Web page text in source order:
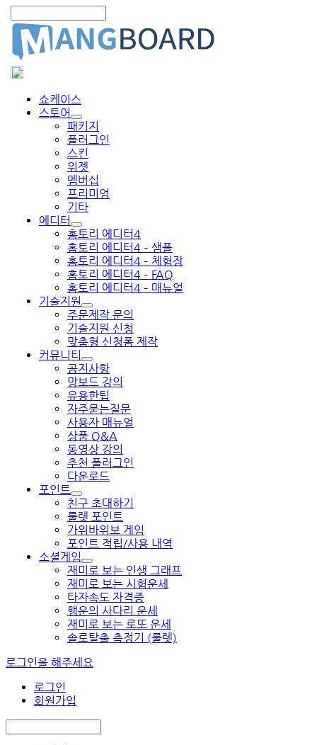
쇼케이스
스토어
패키지
플러그인
스킨
위젯
멤버십
프리미엄
기타
에디터
홈토리 에디터4
홈토리 에디터4 – 샘플
홈토리 에디터4 – 체험장
홈토리 에디터4 – FAQ
홈토리 에디터4 – 매뉴얼
기술지원
주문제작 문의
기술지원 신청
맞춤형 신청폼 제작
커뮤니티
공지사항
망보드 강의
유용한팁
자주묻는질문
사용자 매뉴얼
상품 Q&A
동영상 강의
추천 플러그인
다운로드
포인트
친구 초대하기
룰렛 포인트
가위바위보 게임
포인트 적립/사용 내역
소셜게임
재미로 보는 인생 그래프
재미로 보는 시험운세
타자속도 자격증
행운의 사다리 운세
재미로 보는 로또 운세
솔로탈출 측정기 (룰렛)
로그인을 해주세요
로그인
회원가입